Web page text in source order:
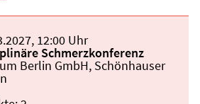
Anfangszeit:
, 12:00 Uhr
Schmerzkonferenz
Berlin GmbH, Schönhauser